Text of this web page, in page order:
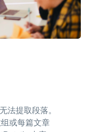
法提取段落。
或每篇文章